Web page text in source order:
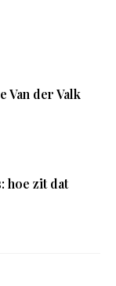
Van der Valk
hoe zit dat